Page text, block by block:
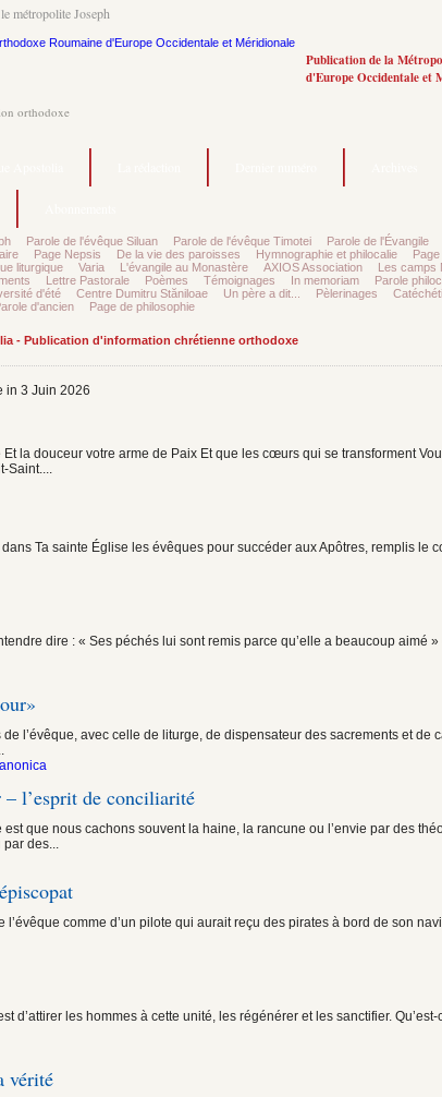
métropolite Joseph
Publication de la
d'Europe Occidentale et
orthodoxe
Parole de l'évêque Siluan Parole de l'évêque Timotei Parole de l'Évangile
Page Nepsis De la vie des paroisses Hymnographie et philocalie
liturgique Varia L'évangile au Monastère AXIOS Association Les camps
Lettre Pastorale Poèmes Témoignages In memoriam Parole
d'été Centre Dumitru Stăniloae Un père a dit... Pèlerinages
d'ancien Page de philosophie
- Publication d'information chrétienne orthodoxe
in 3 Juin 2026
Et la douceur votre arme de Paix Et que les cœurs qui se transforment
Saint....
Ta sainte Église les évêques pour succéder aux Apôtres, remplis le
dire : « Ses péchés lui sont remis parce qu’elle a beaucoup aimé
de l’évêque, avec celle de liturge, de dispensateur des sacrements et de
l’esprit de conciliarité
est que nous cachons souvent la haine, la rancune ou l’envie par des
par des...
l’évêque comme d’un pilote qui aurait reçu des pirates à bord de son
d’attirer les hommes à cette unité, les régénérer et les sanctifier.
vérité